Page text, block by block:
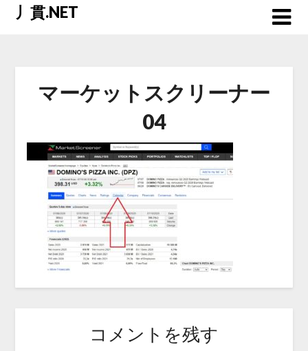
Skip丿貫.NET
マーケットスクリーナー
04
コメントを残す